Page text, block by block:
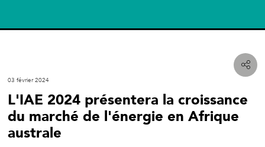
03 février 2024
L'IAE 2024 présentera la croissance
du marché de l'énergie en Afrique
australe